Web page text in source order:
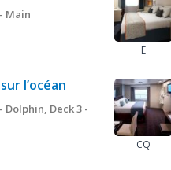
Main
E
l’océan
Dolphin, Deck 3 -
CQ